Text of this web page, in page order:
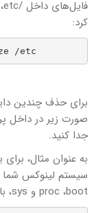
کرد:
/etc
برای حذف چندین
صورت زیر در داخل
جدا کنید.
سیستم لینوکس شما
proc ،boot و sys، باید دستور زیر را اجرا نمایید: